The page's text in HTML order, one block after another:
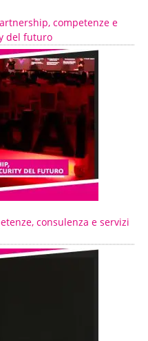
competenze e
del futuro
consulenza e servizi